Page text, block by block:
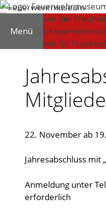
Zum
springen
Menü
22. November ab
Jahresabschluss mit
Anmeldung unter
erforderlich